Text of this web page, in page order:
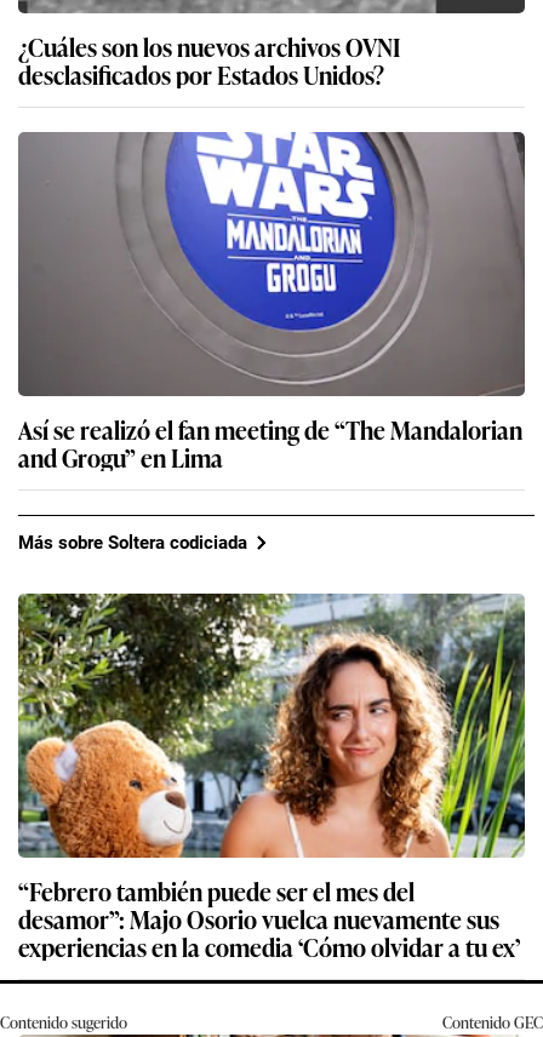
¿Cuáles son los nuevos archivos OVNI
desclasificados por Estados Unidos?
Así se realizó el fan meeting de “The Mandalorian
and Grogu” en Lima
Más sobre Soltera codiciada
“Febrero también puede ser el mes del
desamor”: Majo Osorio vuelca nuevamente sus
experiencias en la comedia ‘Cómo olvidar a tu ex’
Contenido sugerido ContenidoGEC